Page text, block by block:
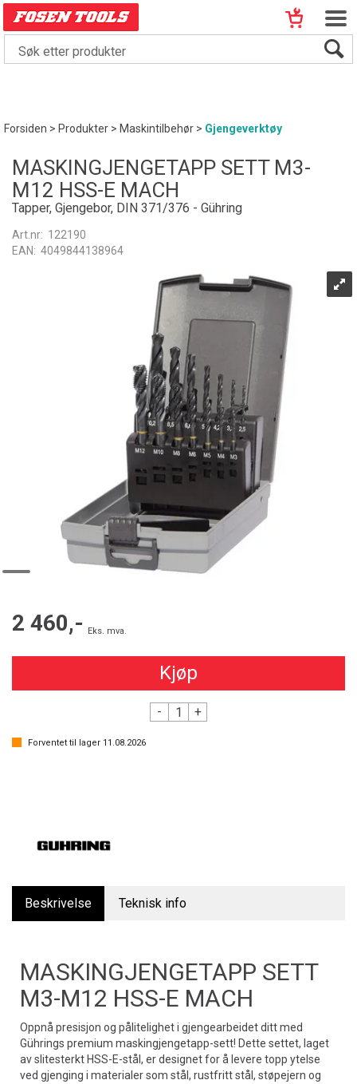
Forsiden>Produkter>Maskintilbehør>Gjengeverktøy
MASKINGJENGETAPP SETT M3-
M12 HSS-E MACH
Tapper, Gjengebor, DIN 371/376 - Gühring
Art.nr: 122190
EAN: 4049844138964
2 460,- Eks. mva.
Kjøp
- +
Forventet til lager 11.08.2026
Beskrivelse Teknisk info
MASKINGJENGETAPP SETT
M3-M12 HSS-E MACH
Oppnå presisjon og pålitelighet i gjengearbeidet ditt med
Gührings premium maskingjengetapp-sett! Dette settet, laget
av slitesterkt HSS-E-stål, er designet for å levere topp ytelse
ved gjenging i materialer som stål, rustfritt stål, støpejern og